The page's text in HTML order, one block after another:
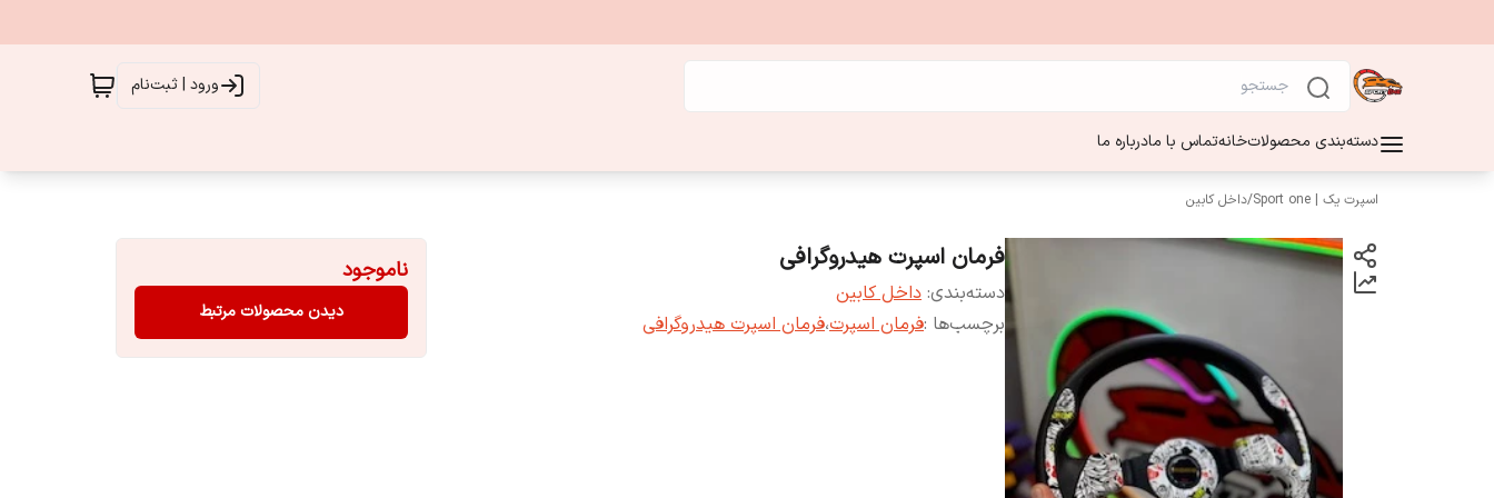
ورود | ثبت‌نام
دسته‌بندی محصولاتخانهتماس با مادرباره ما
اسپرت یک | Sport one /داخل کابین
فرمان اسپرت هیدروگرافی
دسته‌بندی: داخل کابین
برچسب‌ها :فرمان اسپرت،فرمان اسپرت هیدروگرافی
ناموجود
دیدن محصولات مرتبط